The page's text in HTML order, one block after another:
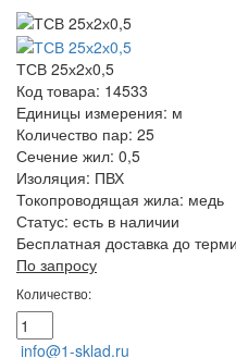
ТСВ 25х2х0,5
Код товара: 14533
Единицы измерения: м
Количество пар: 25
Сечение жил: 0,5
Изоляция: ПВХ
Токопроводящая жила: медь
Статус: есть в наличии
Бесплатная доставка до
По запросу
Количество:
info@1-sklad.ru